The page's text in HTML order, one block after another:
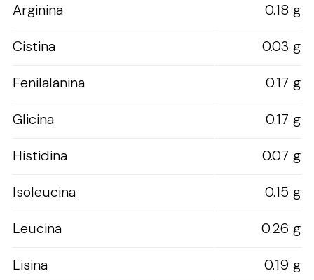
Arginina
0.18 g
Cistina
0.03 g
Fenilalanina
0.17 g
Glicina
0.17 g
Histidina
0.07 g
Isoleucina
0.15 g
Leucina
0.26 g
Lisina
0.19 g